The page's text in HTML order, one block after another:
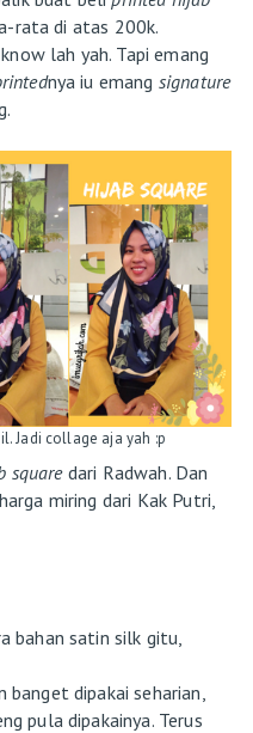
rata di atas 200k.
lah yah. Tapi emang
nya iu emang signature
Jadi collage aja yah :p
square dari Radwah. Dan
miring dari Kak Putri,
bahan satin silk gitu,
dipakai seharian,
pula dipakainya. Terus